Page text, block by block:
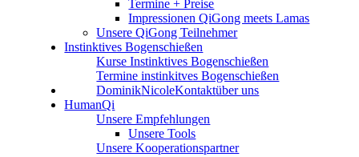
Termine + Preise
Impressionen QiGong meets Lamas
Unsere QiGong Teilnehmer
Instinktives Bogenschießen
Kurse Instinktives Bogenschießen
Termine instinkitves Bogenschießen
über uns
DominikNicoleKontakt
HumanQi
Unsere Empfehlungen
Unsere Tools
Unsere Kooperationspartner